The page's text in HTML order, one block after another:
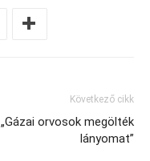
Következő cikk
„Gázai orvosok megölték
lányomat”